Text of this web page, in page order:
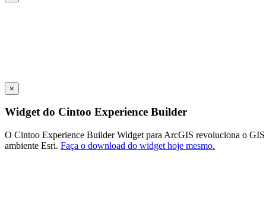
×
Widget do Cintoo Experience Builder
O Cintoo Experience Builder Widget para ArcGIS revoluciona o GIS
ambiente Esri. Faça o download do widget hoje mesmo.